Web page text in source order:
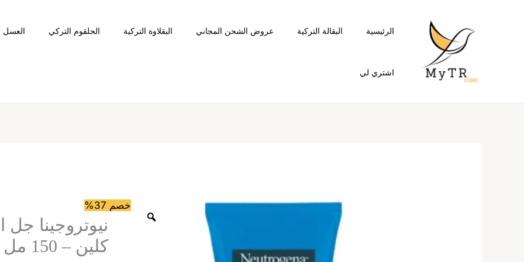
الرئيسية البقالة التركية عروض الشحن المجاني البقلاوة التركية الحلقوم التركي العسل
اشتري لي
خصم 37%
نيوتروجينا
كلين – 150 مل
التقشير
المنعش
ديب